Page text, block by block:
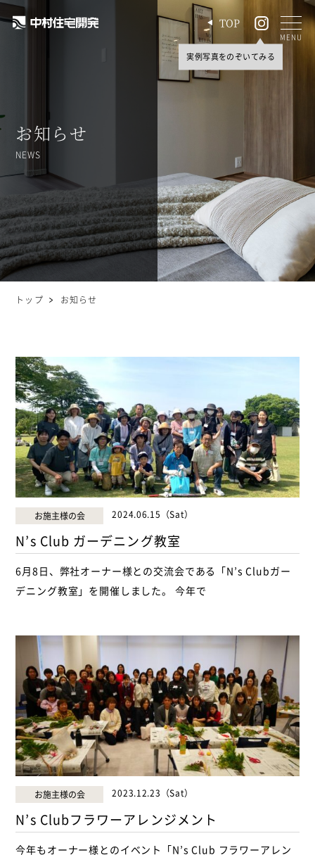
TOP
MENU
お知らせ
NEWS
トップ お知らせ
お施主様の会 2024.06.15（Sat）
N’s Club ガーデニング教室
6月8日、弊社オーナー様との交流会である「N’s Clubガー
デニング教室」を開催しました。 今年で
お施主様の会 2023.12.23（Sat）
N’s Clubフラワーアレンジメント
今年もオーナー様とのイベント「N’s Club フラワーアレン